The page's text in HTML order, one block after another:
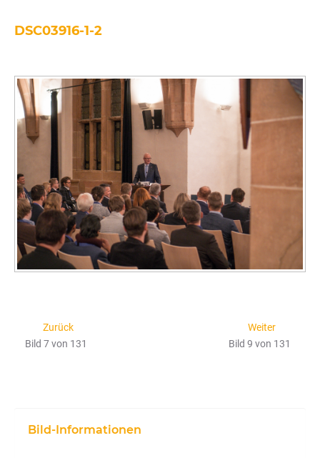
DSC03916-1-2
Zurück
Bild 7 von 131
Weiter
Bild 9 von 131
Bild-Informationen